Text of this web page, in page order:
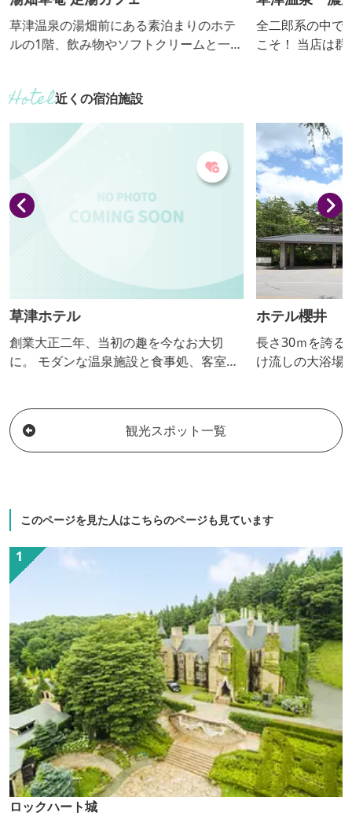
草津温泉の湯畑前にある素泊まりのホテ
ルの1階、飲み物やソフトクリームと一緒
んの
全二郎系の中で
こそ！ 当店は
にございます。
自の秘伝のタレ
す。 一口食べ
いに広がり、食
のラーメンは、
リ歯応えのある
近くの宿泊施設
草津ホテル
創業大正二年、当初の趣を今なお大切
に。 モダンな温泉施設と食事処、客室は
な調和の取れた和の空間でゆっとりとし
た一時をおくつろぎください。
ホテル櫻井
長さ30ｍを誇る
け流しの大浴場
す。また、館
櫻井名物「湯
ショー」などが
観光スポット一覧
このページを見た人はこちらのページも見ています
ロックハート城